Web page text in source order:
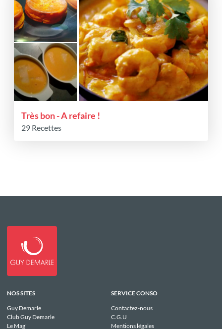
Très bon - A refaire !
29 Recettes
NOS SITES
Guy Demarle
Club Guy Demarle
Le Mag'
SERVICE CONSO
Contactez-nous
C.G.U
Mentions légales